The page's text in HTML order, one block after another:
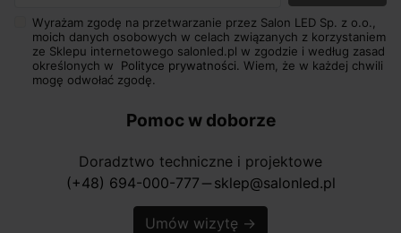
Wyrażam zgodę na przetwarzanie przez Salon LED Sp. z o.o.,
moich danych osobowych w celach związanych z korzystaniem
ze Sklepu internetowego salonled.pl w zgodzie i według zasad
określonych w Polityce prywatności. Wiem, że w każdej chwili
mogę odwołać zgodę.
Pomoc w doborze
Doradztwo techniczne i projektowe
(+48) 694-000-777 horizontal_rule sklep@salonled.pl
Umów wizytę →